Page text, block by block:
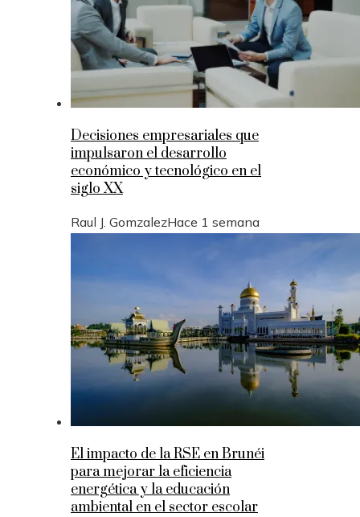
Decisiones empresariales que
impulsaron el desarrollo
económico y tecnológico en el
siglo XX
Raul J. GomzalezHace 1 semana
El impacto de la RSE en Brunéi
para mejorar la eficiencia
energética y la educación
ambiental en el sector escolar